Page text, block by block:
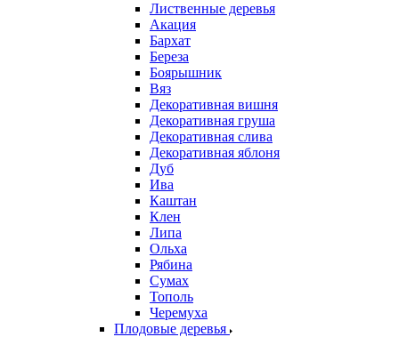
Лиственные деревья
Акация
Бархат
Береза
Боярышник
Вяз
Декоративная вишня
Декоративная груша
Декоративная слива
Декоративная яблоня
Дуб
Ива
Каштан
Клен
Липа
Ольха
Рябина
Сумах
Тополь
Черемуха
Плодовые деревья